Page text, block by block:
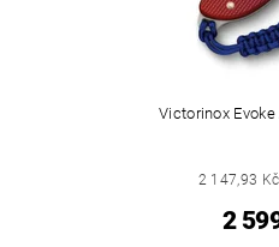
Victorinox
2 147,93
2